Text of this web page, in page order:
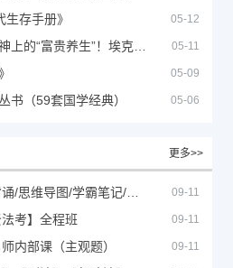
生存手册》 05-12
05-11
05-09
书（59套国学经典） 05-06
更多>>
09-11
考】全程班 09-11
内部课（主观题） 09-11